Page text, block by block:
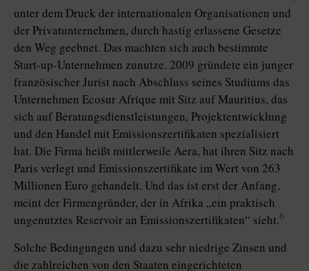
unter dem Druck der internationalen Organisationen und
der Privatunternehmen, durch hastig erlassene Gesetze
den Weg geebnet. Das machten sich auch bestimmte
Start-up-Unternehmen zunutze. 2009 gründete ein junger
französischer Jurist nach Abschluss seines Studiums das
Unternehmen Ecosur Afrique mit Sitz auf Mauritius, das
sich auf Beratungsdienstleistungen, Projektentwicklung
und den Handel mit Emissionszertifikaten spezialisiert
hat. Die Firma heißt mittlerweile Aera, hat ihren Sitz nach
Paris verlegt und Emissionszertifikate im Wert von 263
Millionen Euro gehandelt. Und das ist erst der Anfang,
meint der Firmengründer, der in Afrika „ein praktisch
ungenutztes Reservoir an Emissionszertifikaten“ sieht.6
Solche Bedingungen und dazu sehr niedrige Zinsen und
die zahlreichen von den Staaten eingerichteten